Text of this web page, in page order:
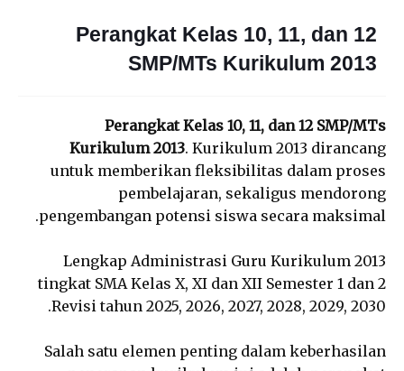
Perangkat Kelas 10, 11, dan 12
SMP/MTs Kurikulum 2013
Perangkat Kelas 10, 11, dan 12 SMP/MTs
Kurikulum 2013. Kurikulum 2013 dirancang
untuk memberikan fleksibilitas dalam proses
pembelajaran, sekaligus mendorong
pengembangan potensi siswa secara maksimal.
Lengkap Administrasi Guru Kurikulum 2013
tingkat SMA Kelas X, XI dan XII Semester 1 dan 2
Revisi tahun 2025, 2026, 2027, 2028, 2029, 2030.
Salah satu elemen penting dalam keberhasilan